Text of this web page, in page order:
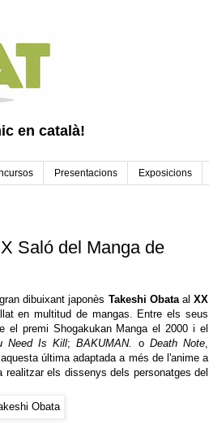
en català!
Presentacions Exposicions
Saló del Manga de
dibuixant japonès Takeshi ObataalXX
en multitud de mangas. Entre els seus
el premi Shogakukan Manga el 2000 i el
Need Is Kill;BAKUMAN. o Death Note,
última adaptada a més de l'anime a
realitzar els dissenys dels personatges del